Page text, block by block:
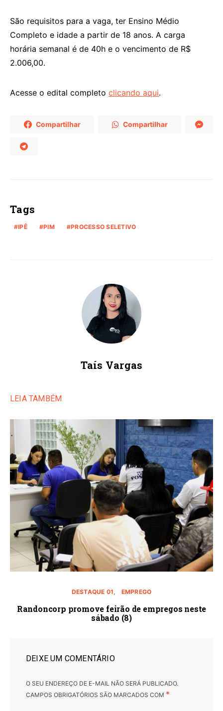
São requisitos para a vaga, ter Ensino Médio
Completo e idade a partir de 18 anos. A carga
horária semanal é de 40h e o vencimento de R$
2.006,00.
Acesse o edital completo clicando aqui.
Compartilhar Compartilhar
Tags
IPÊ PIM PROCESSO SELETIVO
Taís Vargas
LEIA TAMBÉM
DESTAQUE 01 EMPREGO
Randoncorp promove feirão de empregos neste
sábado (8)
DEIXE UM COMENTÁRIO
O SEU ENDEREÇO DE E-MAIL NÃO SERÁ PUBLICADO.
CAMPOS OBRIGATÓRIOS SÃO MARCADOS COM *